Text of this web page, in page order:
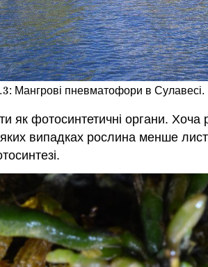
3
3: Мангрові пневматофори в Сулавесі.
як фотосинтетичні органи.
випадках рослина менше